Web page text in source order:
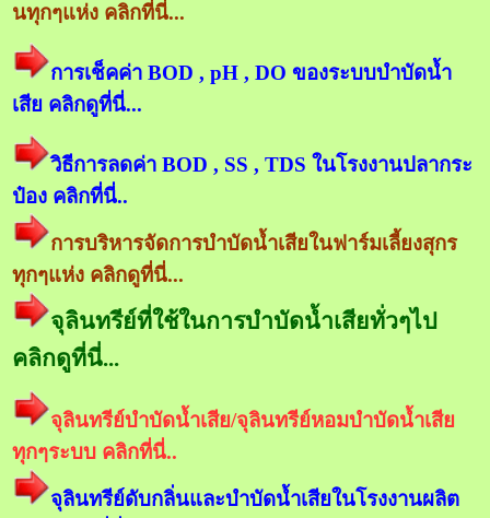
นทุกๆแห่ง คลิกที่นี่...
การเช็คค่า BOD , pH , DO ของระบบบำบัดน้ำ
เสีย คลิกดูที่นี่...
วิธีการลดค่า BOD , SS , TDS ในโรงงานปลากระ
ป๋อง คลิกที่นี่..
การบริหารจัดการบำบัดน้ำเสียในฟาร์มเลี้ยงสุกร
ทุกๆแห่ง คลิกดูที่นี่...
จุลินทรีย์ที่ใช้ในการบำบัดน้ำเสียทั่วๆไป
คลิกดูที่นี่...
จุลินทรีย์บำบัดน้ำเสีย/จุลินทรีย์หอมบำบัดน้ำเสีย
ทุกๆระบบ คลิกที่นี่..
จุลินทรีย์ดับกลิ่นและบำบัดน้ำเสียในโรงงานผลิต